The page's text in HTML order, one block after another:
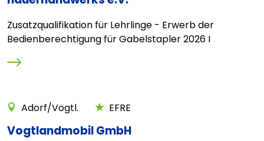
Zusatzqualifikation für Lehrlinge - Erwerb der
Bedienberechtigung für Gabelstapler 2026 I
Adorf/Vogtl. EFRE
Vogtlandmobil GmbH